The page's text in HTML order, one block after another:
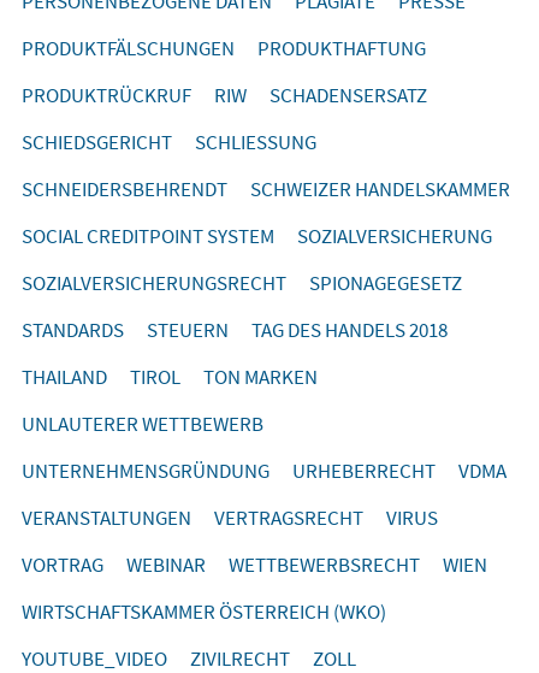
PRODUKTFÄLSCHUNGEN
PRODUKTHAFTUNG
PRODUKTRÜCKRUF
RIW
SCHADENSERSATZ
SCHIEDSGERICHT
SCHLIESSUNG
SCHNEIDERSBEHRENDT
SCHWEIZER HANDELSKAMMER
SOCIAL CREDITPOINT SYSTEM
SOZIALVERSICHERUNG
SOZIALVERSICHERUNGSRECHT
SPIONAGEGESETZ
STANDARDS
STEUERN
TAG DES HANDELS 2018
THAILAND
TIROL
TON MARKEN
UNLAUTERER WETTBEWERB
UNTERNEHMENSGRÜNDUNG
URHEBERRECHT
VDMA
VERANSTALTUNGEN
VERTRAGSRECHT
VIRUS
VORTRAG
WEBINAR WETTBEWERBSRECHT
WIEN
WIRTSCHAFTSKAMMER ÖSTERREICH (WKO)
YOUTUBE_VIDEO
ZIVILRECHT ZOLL